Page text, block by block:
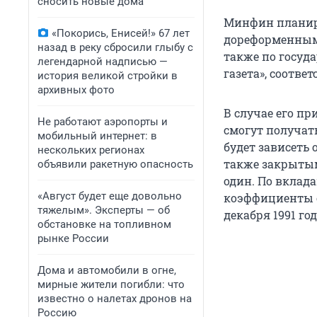
«Покорись, Енисей!» 67 лет
назад в реку сбросили глыбу с
легендарной надписью —
история великой стройки в
архивных фото
Не работают аэропорты и
мобильный интернет: в
нескольких регионах
объявили ракетную опасность
«Август будет еще довольно
тяжелым». Эксперты — об
обстановке на топливном
рынке России
Дома и автомобили в огне,
мирные жители погибли: что
известно о налетах дронов на
Россию
Минфин
дореформенным
также по
газета»,
В случае его
смогут
будет
также
один. По
коэффициенты
декабря 1991